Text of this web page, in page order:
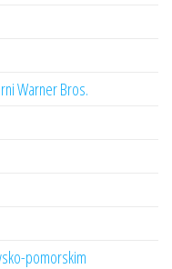
Warner Bros.
pomorskim